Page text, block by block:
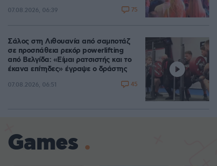
07.08.2026, 06:39 75
Σάλος στη Λιθουανία από σαμποτάζ
σε προσπάθεια ρεκόρ powerlifting
από Βελγίδα: «Είμαι ρατσιστής και το
έκανα επίτηδες» έγραψε ο δράστης
07.08.2026, 06:51 45
Games